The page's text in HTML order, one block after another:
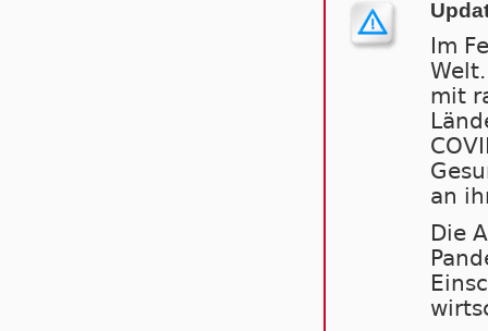
Im
mit
an
Die